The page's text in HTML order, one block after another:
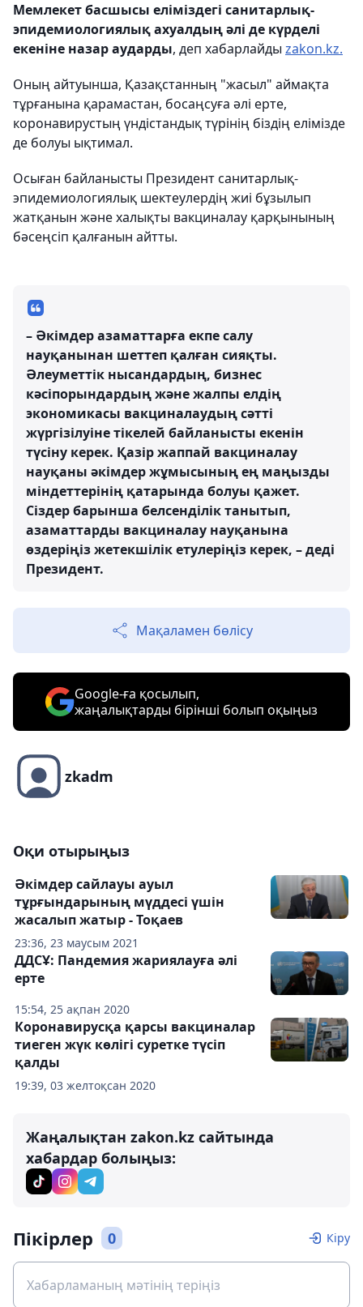
Мемлекет басшысы еліміздегі санитарлық-
эпидемиологиялық ахуалдың әлі де күрделі
екеніне назар аударды, деп хабарлайды zakon.kz.
Оның айтуынша, Қазақстанның "жасыл" аймақта
тұрғанына қарамастан, босаңсуға әлі ерте,
коронавирустың үндістандық түрінің біздің елімізде
де болуы ықтимал.
Осыған байланысты Президент санитарлық-
эпидемиологиялық шектеулердің жиі бұзылып
жатқанын және халықты вакциналау қарқынының
бәсеңсіп қалғанын айтты.
– Әкімдер азаматтарға екпе салу
науқанынан шеттеп қалған сияқты.
Әлеуметтік нысандардың, бизнес
кәсіпорындардың және жалпы елдің
экономикасы вакциналаудың сәтті
жүргізілуіне тікелей байланысты екенін
түсіну керек. Қазір жаппай вакциналау
науқаны әкімдер жұмысының ең маңызды
міндеттерінің қатарында болуы қажет.
Сіздер барынша белсенділік танытып,
азаматтарды вакциналау науқанына
өздеріңіз жетекшілік етулеріңіз керек, – деді
Президент.
Мақаламен бөлісу
Google-ға қосылып,
жаңалықтарды бірінші болып оқыңыз
zkadm
Оқи отырыңыз
23:36, 23 маусым 2021
Әкімдер сайлауы ауыл
тұрғындарының мүддесі үшін
жасалып жатыр - Тоқаев
15:54, 25 ақпан 2020
ДДСҰ: Пандемия жариялауға әлі
ерте
19:39, 03 желтоқсан 2020
Коронавирусқа қарсы вакциналар
тиеген жүк көлігі суретке түсіп
қалды
Жаңалықтан zakon.kz сайтында
хабардар болыңыз:
Пікірлер 0 Кіру